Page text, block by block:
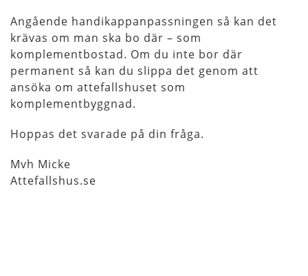
Angående handikappanpassningen så kan det
krävas om man ska bo där – som
komplementbostad. Om du inte bor där
permanent så kan du slippa det genom att
ansöka om attefallshuset som
komplementbyggnad.
Hoppas det svarade på din fråga.
Mvh Micke
Attefallshus.se